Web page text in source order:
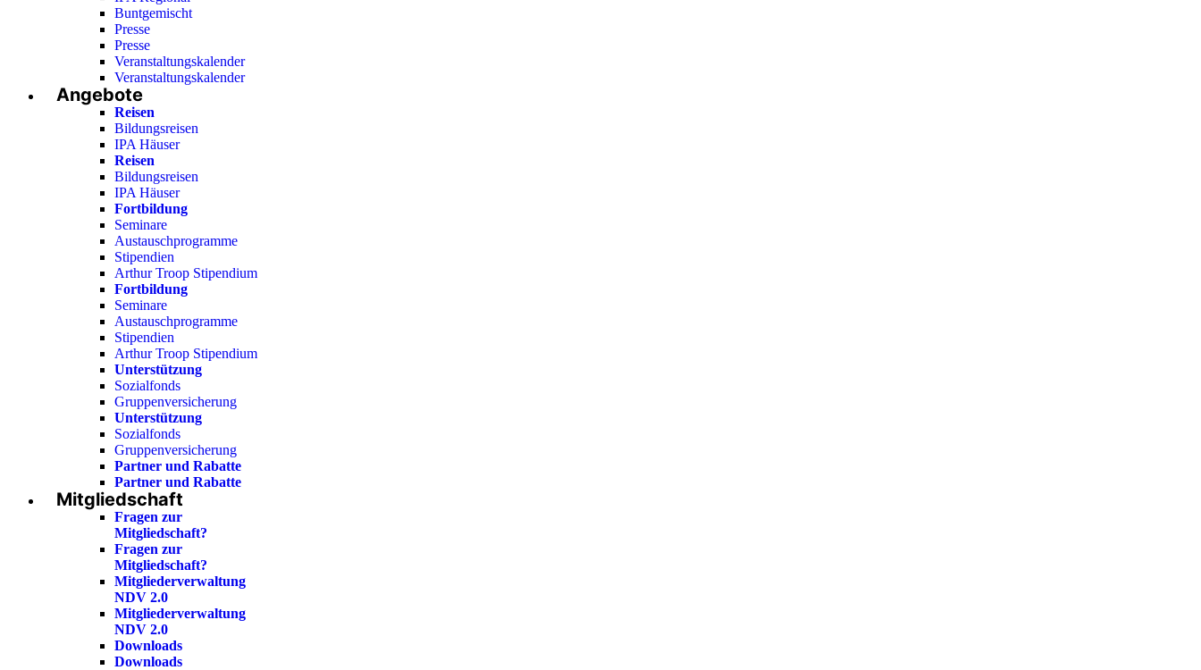
Buntgemischt
Presse
Presse
Veranstaltungskalender
Veranstaltungskalender
Angebote
Reisen
Bildungsreisen
IPA Häuser
Reisen
Bildungsreisen
IPA Häuser
Fortbildung
Seminare
Austauschprogramme
Stipendien
Arthur Troop Stipendium
Fortbildung
Seminare
Austauschprogramme
Stipendien
Arthur Troop Stipendium
Unterstützung
Sozialfonds
Gruppenversicherung
Unterstützung
Sozialfonds
Gruppenversicherung
Partner und Rabatte
Partner und Rabatte
Mitgliedschaft
Fragen zur
Mitgliedschaft?
Fragen zur
Mitgliedschaft?
Mitgliederverwaltung
NDV 2.0
Mitgliederverwaltung
NDV 2.0
Downloads
Downloads